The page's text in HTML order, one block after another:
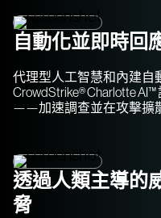
自動化並即時回
代理型人工智慧和內建自
CrowdStrike® Charlotte
——加速調查並在攻擊擴
透過人類主導的
脅